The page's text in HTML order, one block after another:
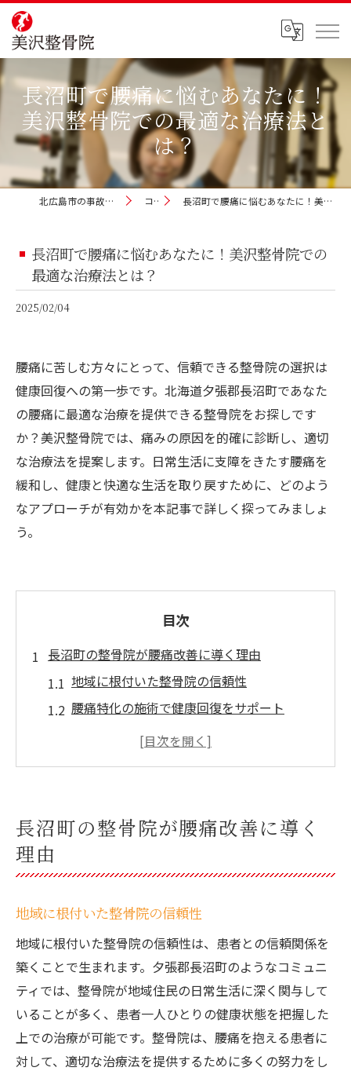
長沼町で腰痛に悩むあなたに！
美沢整骨院での最適な治療法と
は？
北広島市の事故治療なら美沢整骨院 コラム 長沼町で腰痛に悩むあなたに！美沢整骨院での最適な治療法とは？
長沼町で腰痛に悩むあなたに！美沢整骨院での
最適な治療法とは？
2025/02/04
腰痛に苦しむ方々にとって、信頼できる整骨院の選択は
健康回復への第一歩です。北海道夕張郡長沼町であなた
の腰痛に最適な治療を提供できる整骨院をお探しです
か？美沢整骨院では、痛みの原因を的確に診断し、適切
な治療法を提案します。日常生活に支障をきたす腰痛を
緩和し、健康と快適な生活を取り戻すために、どのよう
なアプローチが有効かを本記事で詳しく探ってみましょ
う。
目次
長沼町の整骨院が腰痛改善に導く理由
地域に根付いた整骨院の信頼性
腰痛特化の施術で健康回復をサポート
患者一人ひとりに合わせた治療プラン
長沼町での腰痛改善事例の紹介
腰痛に悩む方必見！整骨院での治療アプローチ
患者の声を反映した治療法の提案
整骨院でのストレッチと運動療法
マッサージと整体の効果的な組み合わせ
整骨院での腰痛予防策の提案
整骨院での診断が腰痛改善の鍵となる理由
腰痛の原因を見極める専門的なアプローチ
長沼町の整骨院が腰痛改善に導く
理由
地域に根付いた整骨院の信頼性
地域に根付いた整骨院の信頼性は、患者との信頼関係を
築くことで生まれます。夕張郡長沼町のようなコミュニ
ティでは、整骨院が地域住民の日常生活に深く関与して
いることが多く、患者一人ひとりの健康状態を把握した
上での治療が可能です。整骨院は、腰痛を抱える患者に
対して、適切な治療法を提供するために多くの努力をし